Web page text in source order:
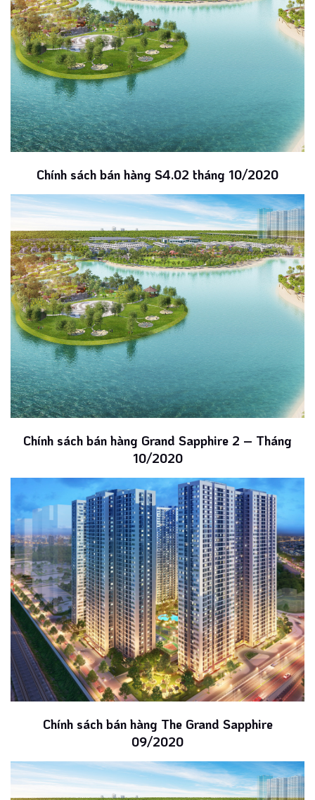
Chính sách bán hàng S4.02 tháng 10/2020
Chính sách bán hàng Grand Sapphire 2 – Tháng
10/2020
Chính sách bán hàng The Grand Sapphire
09/2020